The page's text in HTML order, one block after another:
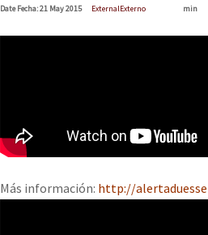
DateFecha: 21 May 2015
ExternalExterno
min
Más información: http://